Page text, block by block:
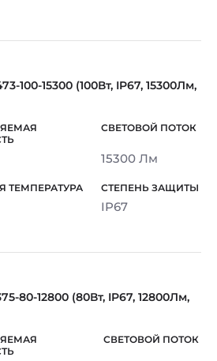
100-15300 (100Вт, IP67, 15300Лм,
15300 Лм
IP67
80-12800 (80Вт, IP67, 12800Лм,